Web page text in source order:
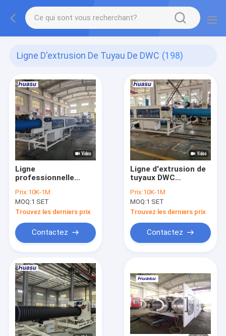
Ligne D'extrusion De Tuyau De DWC (198)
Ligne
professionnelle
ondulés à double
paroi avec une
capacité de 60 à
2000 kg/h, système
PLC Siemens et
sonnerie en ligne
Prix:10K-1M
MOQ:1 SET
Trouvez les derniers prix
Contactez
Ligne d'extrusion de
tuyaux DWC
avec machine de
découpe en ligne
pour un diamètre de
tuyau de 32 à 1600
mm
Prix:10K-1M
MOQ:1 SET
Trouvez les derniers prix
Contactez